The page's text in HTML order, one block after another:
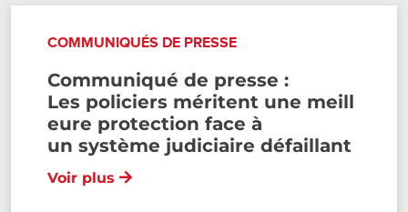
COMMUNIQUÉS DE PRESSE
Communiqué de presse :
Les policiers méritent une meill
eure protection face à
un système judiciaire défaillant
Voir plus